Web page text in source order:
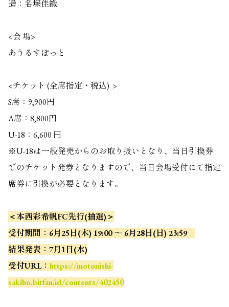
遥：名塚佳織
<会 場>
あうるすぽっと
<チケット (全席指定・税込) >
S席：9,900円
A席：8,800円
U-18：6,600 円
※U-18は一般発売からのお取り扱いとなり、当日引換券
でのチケット発券となりますので、当日会場受付にて指定
席券に引換が必要となります。
＜本西彩希帆FC先行(抽選)＞
受付期間：6月25日(木) 19:00 ～ 6月28日(日) 23:59
結果発表：7月1日(水)
受付URL： https://motonishi-
sakiho.bitfan.id/contents/402450